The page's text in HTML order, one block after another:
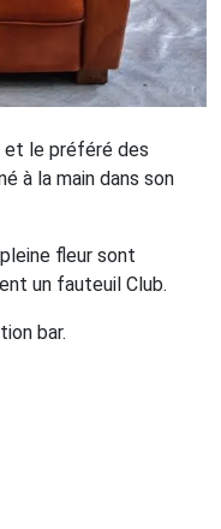
et le préféré des
à la main dans son
fleur sont
un fauteuil Club.
bar.